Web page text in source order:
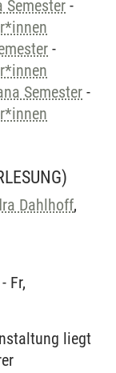
Semester -
-
Semester -
Dahlhoff,
Fr,
liegt